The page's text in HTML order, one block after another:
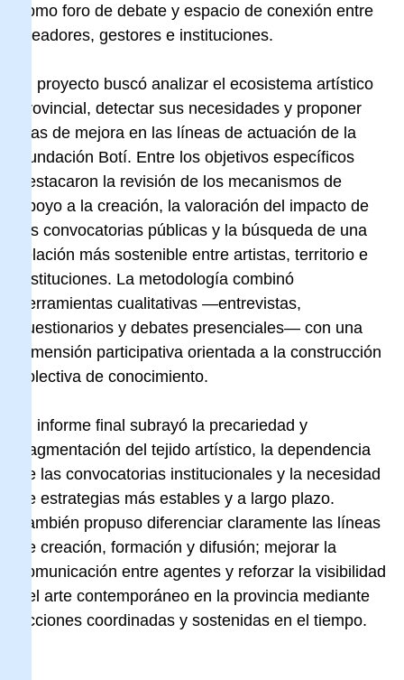
como foro de debate y espacio de conexión entre
creadores, gestores e instituciones.
El proyecto buscó analizar el ecosistema artístico
provincial, detectar sus necesidades y proponer
vías de mejora en las líneas de actuación de la
Fundación Botí. Entre los objetivos específicos
destacaron la revisión de los mecanismos de
apoyo a la creación, la valoración del impacto de
las convocatorias públicas y la búsqueda de una
relación más sostenible entre artistas, territorio e
instituciones. La metodología combinó
herramientas cualitativas —entrevistas,
cuestionarios y debates presenciales— con una
dimensión participativa orientada a la construcción
colectiva de conocimiento.
El informe final subrayó la precariedad y
fragmentación del tejido artístico, la dependencia
de las convocatorias institucionales y la necesidad
de estrategias más estables y a largo plazo.
También propuso diferenciar claramente las líneas
de creación, formación y difusión; mejorar la
comunicación entre agentes y reforzar la visibilidad
del arte contemporáneo en la provincia mediante
acciones coordinadas y sostenidas en el tiempo.